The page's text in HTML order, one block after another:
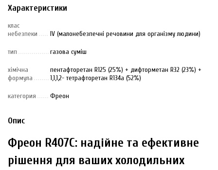
Характеристики
клас
небезпеки
IV (малонебезпечні речовини для організму людини)
тип газова суміш
хімічна
формула
пентафторетан R125 (25%) + дифторметан R32 (23%) +
1,1,1,2- тетрафторетан R134a (52%)
категория Фреон
Опис
Фреон R407C: надійне та ефективне
рішення для ваших холодильних